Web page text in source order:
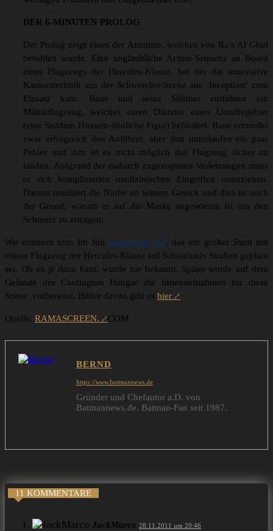
DER 6-MINUTEN PROLOG
Der Prolog zeigt eines der Attentate, welches von Ra’s Al Ghul
befohlen wurde. Eine unglaubliche Action-Sequenz an Board
eines Flugzeugs der Hercules-Klasse, bei der die innovative
Kameratechnik aus der Schwerelos-Szene aus ‚Inception‘ zum
Einsatz kam. Bane und seine Söldner entführen ein
Militärflugzeug, welches einen Diktator eines Unruhegebiet
(eine Saddam Hussein-ähnliche Figur) befördert. Bane ermordet
zwar erfolgreich den Anführer, aber ihm unterlaufen ein paar
Fehler und ihm ist es nicht möglich das Flugzeug sicher zu
landen. Aufgrund der dadurch zugezogenen Verletzungen muss
er sich komplizierten medizinischen Eingriffen unterziehen.
Daraus resultiert die Narbe an seinem Genick und dies ist auch
der Grund, warum er auf die Maske angewiesen ist um den
Schmerz zu ertragen.
Wir erinnern uns: Im Juli berichteten wir, das ein großer Stunt mit
einem Flugzeug der Hercules-Klasse auf Schottlands Straßen geplant
sei. Ob es je dazu kam, wurde nie bekannt. Später wurde auf dem
Gelände des Cardington Hangar die Innenaufnahmen für diese
Szene vorbereitet. Bilder davon gibt es hier
Quelle: RAMASCREEN. COM
BERND
https://www.batmannews.de
Gründer und Chefautor a.D. von
Batmannews.de. Batman-Fan seit 1987.
11 KOMMENTARE
JackMarco 28.11.2011 um 20:46